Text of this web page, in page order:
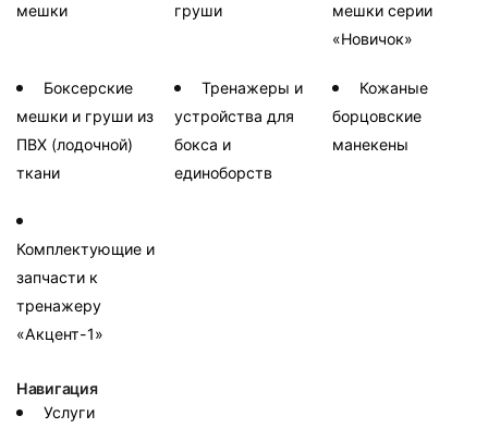
мешки
груши
мешки серии
«Новичок»
Боксерские
мешки и груши из
ПВХ (лодочной)
ткани
Тренажеры и
устройства для
бокса и
единоборств
Кожаные
борцовские
манекены
Комплектующие и
запчасти к
тренажеру
«Акцент-1»
Навигация
Услуги